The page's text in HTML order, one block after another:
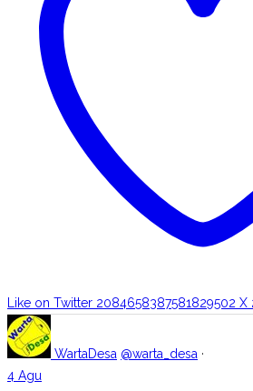
Like on Twitter 2084658387581829502 X
WartaDesa @warta_desa ·
4 Agu